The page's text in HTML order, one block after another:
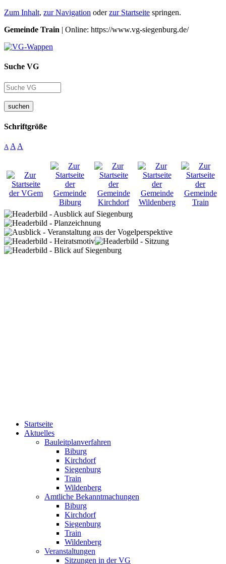
Zum Inhalt, zur Navigation oderzur Startseite springen.
Gemeinde Train | Online: https://www.vg-siegenburg.de/
Suche VG
suchen
Schriftgröße
A A A
Startseite
Aktuelles
Bauleitplanverfahren
Biburg
Kirchdorf
Siegenburg
Train
Wildenberg
Amtliche Bekanntmachungen
Biburg
Kirchdorf
Siegenburg
Train
Wildenberg
Veranstaltungen
Sitzungen in der VG